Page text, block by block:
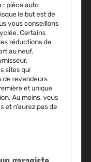
: pièce auto
le but est de
vous conseillons
Certains
réductions de
au neuf.
sites qui
de revendeurs
et unique
Au moins, vous
et n’aurez pas de